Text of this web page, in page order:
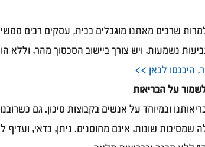
שרבים מאתנו מוגבלים בבית, עסקים רבים
נשמעות, ויש צורך ביישוב הסכסוך מהר, וללא
היכנסו לכאן >>
על הבריאות
ובמיוחד על אנשים בקבוצות סיכון. גם
שמסיבות שונות, אינם מחוסנים. ניתן, כדאי,